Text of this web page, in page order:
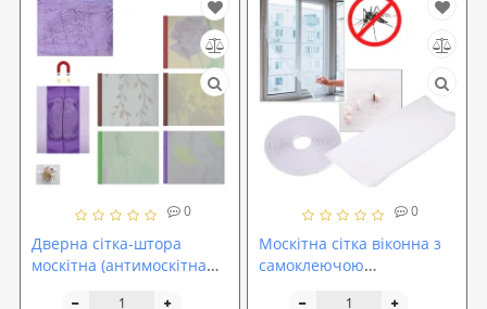
0
Дверна сітка-штора
москітна (антимоскітна
0
Москітна сітка віконна з
самоклеючою